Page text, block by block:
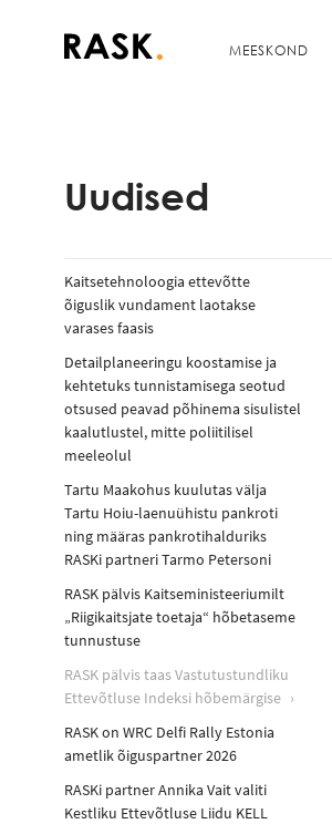
MEESKOND
Uudised
Kaitsetehnoloogia ettevõtte
õiguslik vundament laotakse
varases faasis
Detailplaneeringu koostamise ja
kehtetuks tunnistamisega seotud
otsused peavad põhinema sisulistel
kaalutlustel, mitte poliitilisel
meeleolul
Tartu Maakohus kuulutas välja
Tartu Hoiu-laenuühistu pankroti
ning määras pankrotihalduriks
RASKi partneri Tarmo Petersoni
RASK pälvis Kaitseministeeriumilt
Riigikaitsjate toetaja“ hõbetaseme
tunnustuse
RASK pälvis taas Vastutustundliku
Ettevõtluse Indeksi hõbemärgise
RASK on WRC Delfi Rally Estonia
ametlik õiguspartner 2026
RASKi partner Annika Vait valiti
Kestliku Ettevõtluse Liidu KELL